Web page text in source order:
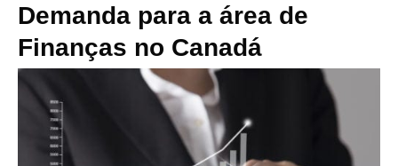
Demanda para a área de
Finanças no Canadá